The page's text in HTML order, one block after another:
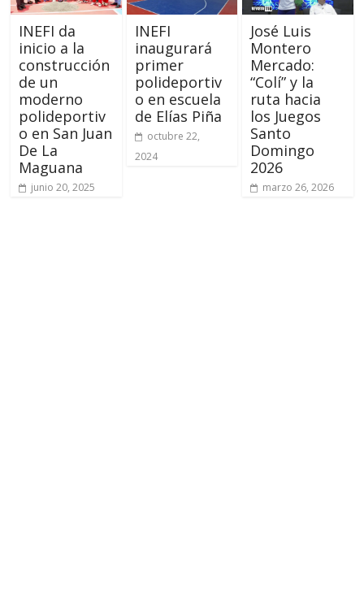
INEFI da
inicio a la
construcción
de un
moderno
polideportiv
o en San Juan
De La
Maguana
junio 20, 2025
INEFI
inaugurará
primer
polideportiv
o en escuela
de Elías Piña
octubre 22,
2024
José Luis
Montero
Mercado:
“Colí” y la
ruta hacia
los Juegos
Santo
Domingo
2026
marzo 26, 2026